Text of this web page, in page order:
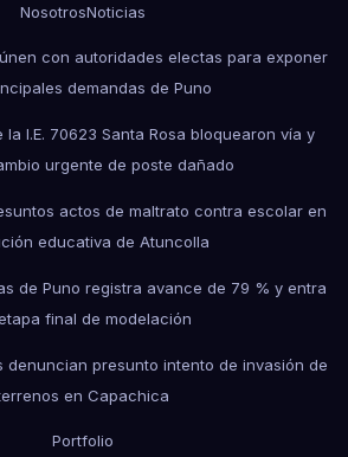
NosotrosNoticias
con autoridades electas para exponer
demandas de Puno
I.E. 70623 Santa Rosa bloquearon vía y
urgente de poste dañado
actos de maltrato contra escolar en
educativa de Atuncolla
de Puno registra avance de 79 % y entra
final de modelación
denuncian presunto intento de invasión de
en Capachica
Portfolio